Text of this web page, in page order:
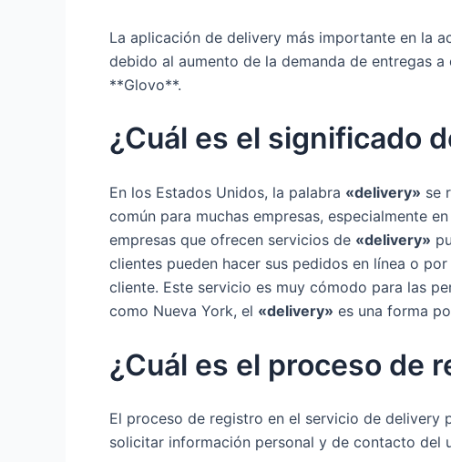
La aplicación de delivery más importante en la
debido al aumento de la demanda de entregas
**Glovo**.
¿Cuál es el significado
En los Estados Unidos, la palabra «delivery» se
común para muchas empresas, especialmente
empresas que ofrecen servicios de «delivery»
clientes pueden hacer sus pedidos en línea o
cliente. Este servicio es muy cómodo para las
como Nueva York, el «delivery» es una forma
¿Cuál es el proceso de
El proceso de registro en el servicio de delivery
solicitar información personal y de contacto del